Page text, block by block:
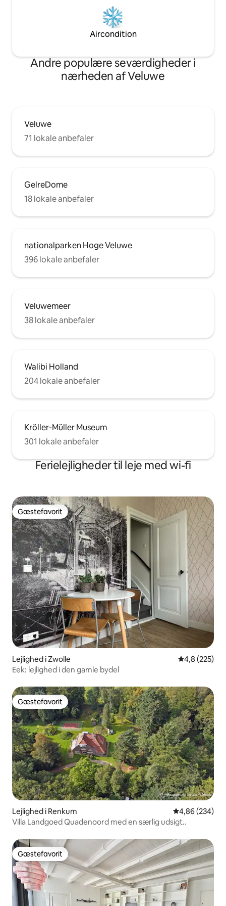
Aircondition
Andre populære seværdigheder i
nærheden af Veluwe
Veluwe
71 lokale anbefaler
GelreDome
18 lokale anbefaler
nationalparken Hoge Veluwe
396 lokale anbefaler
Veluwemeer
38 lokale anbefaler
Walibi Holland
204 lokale anbefaler
Kröller-Müller Museum
301 lokale anbefaler
Ferielejligheder til leje med wi-fi
Gæstefavorit
Gæstefavorit
Lejlighed i Zwolle 4,8 ud af 5 i
4,8 (225)
Eek: lejlighed i den gamle bydel
Gæstefavorit
Gæstefavorit
Lejlighed i Renkum 4,86 ud af 5 i
4,86 (234)
Villa Landgoed Quadenoord med en særlig udsigt..
Gæstefavorit
Gæstefavorit